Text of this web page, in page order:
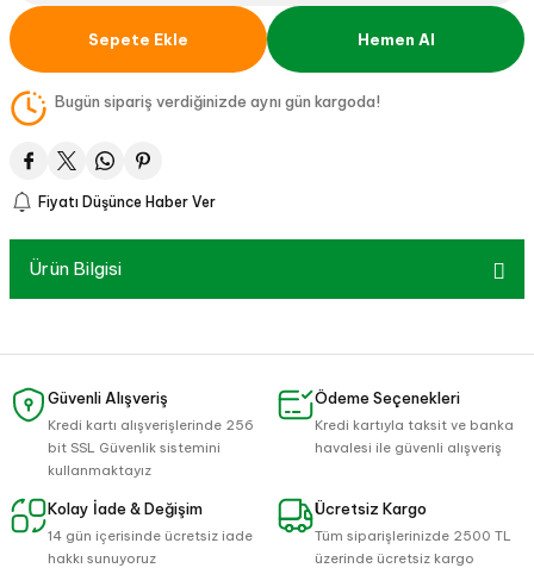
Sepete Ekle Hemen Al
Bugün sipariş verdiğinizde aynı gün kargoda!
Fiyatı Düşünce Haber Ver
Ürün Bilgisi
Güvenli Alışveriş
Kredi kartı alışverişlerinde 256
bit SSL Güvenlik sistemini
kullanmaktayız
Ödeme Seçenekleri
Kredi kartıyla taksit ve banka
havalesi ile güvenli alışveriş
Kolay İade & Değişim
14 gün içerisinde ücretsiz iade
hakkı sunuyoruz
Ücretsiz Kargo
Tüm siparişlerinizde 2500 TL
üzerinde ücretsiz kargo